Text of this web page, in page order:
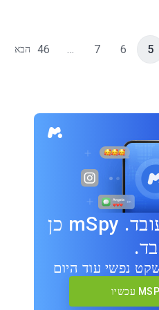
5
6
7
…
46 הבא
לנחש זה לא עובד. mSpy כן
נפשי עוד היום